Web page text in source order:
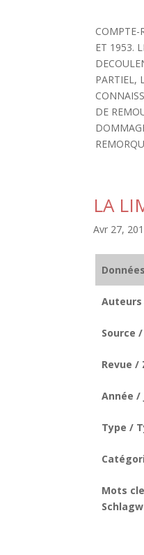
COMPTE-
ET 1953.
PARTIEL,
DE
LA
Avr 27,
Source
Revue
Année /
Type /
Mots